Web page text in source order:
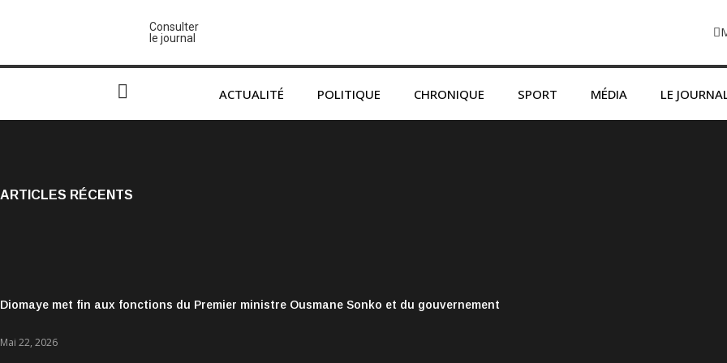
Consulter
le journal
ACTUALITÉ POLITIQUE CHRONIQUE SPORT MÉDIA LE
ARTICLES RÉCENTS
Diomaye met fin aux fonctions du Premier ministre Ousmane Sonko et du gouvernement
Mai 22, 2026